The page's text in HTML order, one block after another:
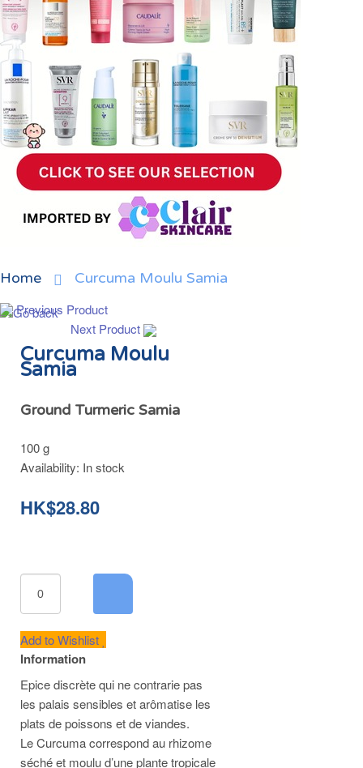
Home Curcuma Moulu Samia
Previous Product
Next Product
Curcuma Moulu
Samia
Ground Turmeric Samia
100 g
Availability: In stock
HK$28.80
Add to Wishlist
Information
Epice discrète qui ne contrarie pas
les palais sensibles et arômatise les
plats de poissons et de viandes.
Le Curcuma correspond au rhizome
séché et moulu d’une plante tropicale